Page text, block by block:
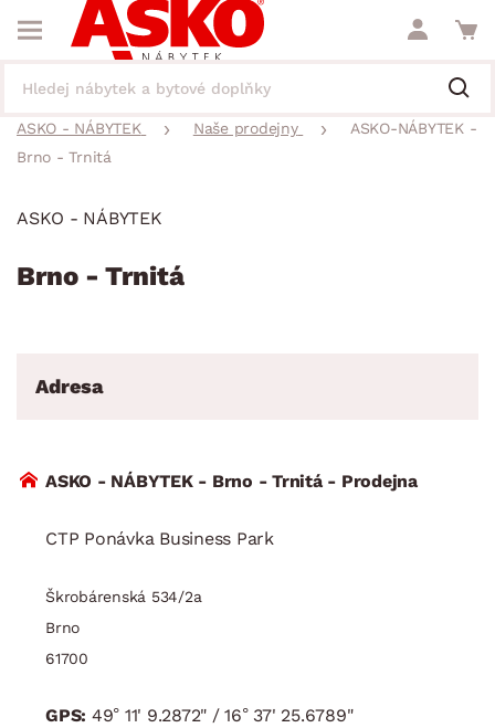
ASKO - NÁBYTEK Naše prodejny
ASKO-NÁBYTEK -
Brno - Trnitá
ASKO - NÁBYTEK
Brno - Trnitá
Adresa
ASKO - NÁBYTEK - Brno - Trnitá - Prodejna
CTP Ponávka Business Park
Škrobárenská 534/2a
Brno
61700
GPS: 49° 11' 9.2872" /16° 37' 25.6789"